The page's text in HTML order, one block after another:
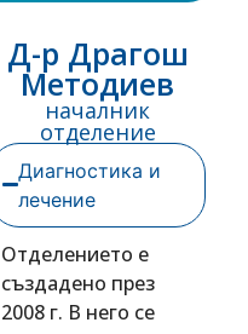
Д-р Драгош
Методиев
началник
отделение
Диагностика и
лечение
Отделението е
създадено през
2008 г. В него се